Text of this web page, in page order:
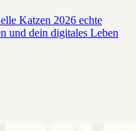
Katzen 2026 echte
und dein digitales Leben